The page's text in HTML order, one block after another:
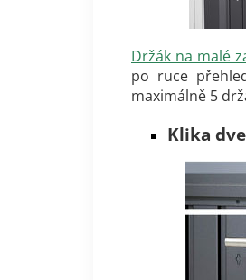
Držák na malé
po ruce
maximálně 5
Klika